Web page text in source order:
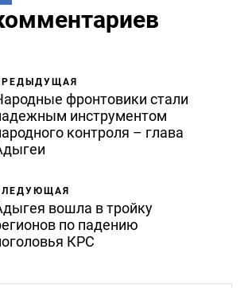
фронтовики стали
инструментом
контроля – глава
вошла в тройку
по падению
КРС